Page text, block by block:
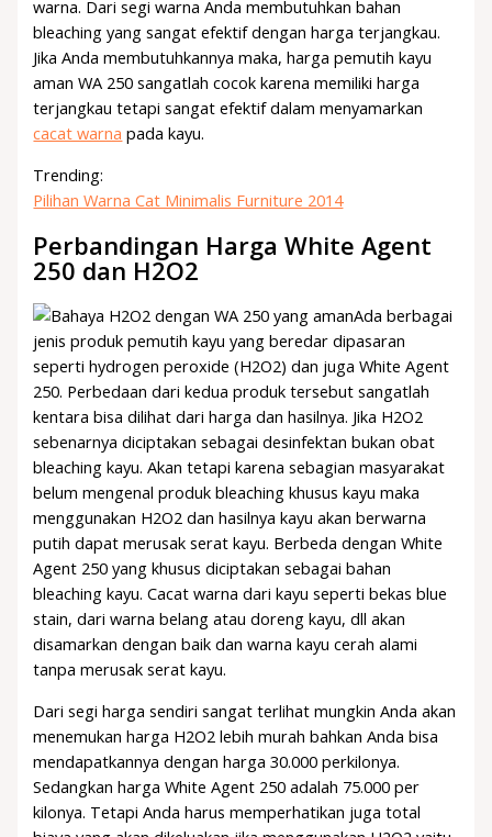
warna. Dari segi warna Anda membutuhkan bahan
bleaching yang sangat efektif dengan harga terjangkau.
Jika Anda membutuhkannya maka, harga pemutih kayu
aman WA 250 sangatlah cocok karena memiliki harga
terjangkau tetapi sangat efektif dalam menyamarkan
cacat warna pada kayu.
Trending:
Pilihan Warna Cat Minimalis Furniture 2014
Perbandingan Harga White Agent
250 dan H2O2
Ada berbagai
jenis produk pemutih kayu yang beredar dipasaran
seperti hydrogen peroxide (H2O2) dan juga White Agent
250. Perbedaan dari kedua produk tersebut sangatlah
kentara bisa dilihat dari harga dan hasilnya. Jika H2O2
sebenarnya diciptakan sebagai desinfektan bukan obat
bleaching kayu. Akan tetapi karena sebagian masyarakat
belum mengenal produk bleaching khusus kayu maka
menggunakan H2O2 dan hasilnya kayu akan berwarna
putih dapat merusak serat kayu. Berbeda dengan White
Agent 250 yang khusus diciptakan sebagai bahan
bleaching kayu. Cacat warna dari kayu seperti bekas blue
stain, dari warna belang atau doreng kayu, dll akan
disamarkan dengan baik dan warna kayu cerah alami
tanpa merusak serat kayu.
Dari segi harga sendiri sangat terlihat mungkin Anda akan
menemukan harga H2O2 lebih murah bahkan Anda bisa
mendapatkannya dengan harga 30.000 perkilonya.
Sedangkan harga White Agent 250 adalah 75.000 per
kilonya. Tetapi Anda harus memperhatikan juga total